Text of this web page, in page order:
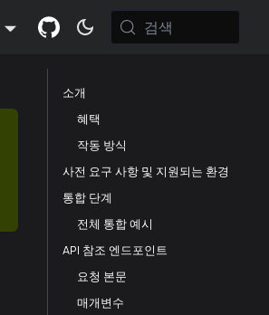
검색
소개
혜택
작동 방식
사전 요구 사항 및 지원되는 환경
통합 단계
전체 통합 예시
API 참조 엔드포인트
요청 본문
매개변수